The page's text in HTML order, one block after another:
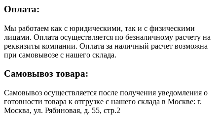
Оплата:
Мы работаем как с юридическими, так и с физическими
лицами. Оплата осуществляется по безналичному расчету на
реквизиты компании. Оплата за наличный расчет возможна
при самовывозе с нашего склада.
Самовывоз товара:
Самовывоз осуществляется после получения уведомления о
готовности товара к отгрузке с нашего склада в Москве: г.
Москва, ул. Рябиновая, д. 55, стр.2